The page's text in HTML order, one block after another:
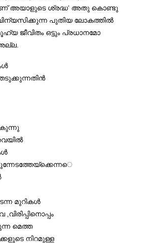
അയാളുടെ ശ്രദ്ധ’ അതു കൊണ്ടു
പുതിയ ലോകത്തിൽ
ജീവിതം ഒട്ടും പ്രധാനമോ
െ
മുറികൾ
മെത്ത
നിറമുള്ള